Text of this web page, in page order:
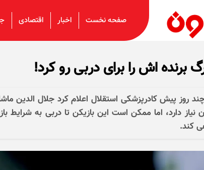
صفحه نخست اخبار اقتصادی
برنده اش را برای دربی رو کرد!
نیاز دارد، اما ممکن است این بازیکن تا دربی به شرایط
کند.